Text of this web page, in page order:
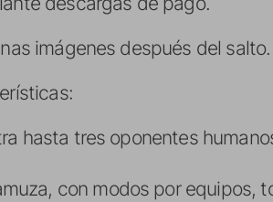
imágenes después del salto.
hasta tres oponentes
con modos por equipos,